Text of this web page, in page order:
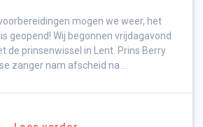
mogen we weer, het
geopend! Wij begonnen vrijdagavond
de prinsenwissel in Lent. Prins Berry
zanger nam afscheid na …